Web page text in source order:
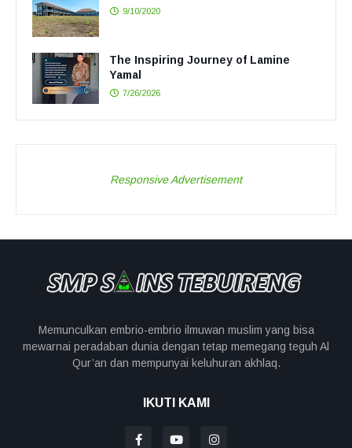
9/10/2020
The Inspiring Journey of Lamine
Yamal
7/26/2026
Responsive Advertisement
Memunculkan embrio-embrio ilmuwan muslim yang bisa
mewarnai peradaban dunia dengan tetap memegang teguh Al
Qur’an dan mempunyai keluhuran akhlaq.
IKUTI KAMI